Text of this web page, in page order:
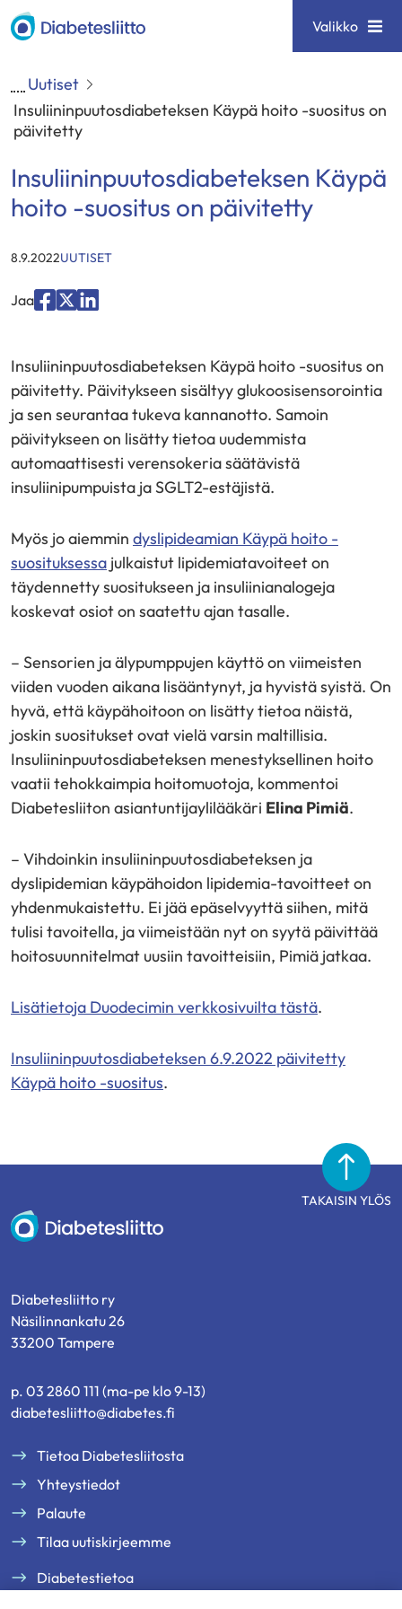
Siirry
sisältöön
Diabetesliitto Valikko
Uutiset
Insuliininpuutosdiabeteksen Käypä hoito -suositus on
päivitetty
Insuliininpuutosdiabeteksen Käypä
hoito -suositus on päivitetty
8.9.2022KATEGORIAT
UUTISET
Jaa
"Facebook"
"X""LinkedIn"
Insuliininpuutosdiabeteksen Käypä hoito -suositus on
päivitetty. Päivitykseen sisältyy glukoosisensorointia
ja sen seurantaa tukeva kannanotto. Samoin
päivitykseen on lisätty tietoa uudemmista
automaattisesti verensokeria säätävistä
insuliinipumpuista ja SGLT2-estäjistä.
Myös jo aiemmin dyslipideamian Käypä hoito -
suosituksessa julkaistut lipidemiatavoiteet on
täydennetty suositukseen ja insuliinianalogeja
koskevat osiot on saatettu ajan tasalle.
– Sensorien ja älypumppujen käyttö on viimeisten
viiden vuoden aikana lisääntynyt, ja hyvistä syistä. On
hyvä, että käypähoitoon on lisätty tietoa näistä,
joskin suositukset ovat vielä varsin maltillisia.
Insuliininpuutosdiabeteksen menestyksellinen hoito
vaatii tehokkaimpia hoitomuotoja, kommentoi
Diabetesliiton asiantuntijaylilääkäri Elina Pimiä.
– Vihdoinkin insuliininpuutosdiabeteksen ja
dyslipidemian käypähoidon lipidemia-tavoitteet on
yhdenmukaistettu. Ei jää epäselvyyttä siihen, mitä
tulisi tavoitella, ja viimeistään nyt on syytä päivittää
hoitosuunnitelmat uusiin tavoitteisiin, Pimiä jatkaa.
Lisätietoja Duodecimin verkkosivuilta tästä.
Insuliininpuutosdiabeteksen 6.9.2022 päivitetty
Käypä hoito -suositus.
TAKAISIN YLÖS
Diabetesliitto
Diabetesliitto ry
Näsilinnankatu 26
33200 Tampere
p. 03 2860 111 (ma-pe klo 9-13)
diabetesliitto@diabetes.fi
Tietoa Diabetesliitosta
Yhteystiedot
Palaute
Tilaa uutiskirjeemme
Diabetestietoa